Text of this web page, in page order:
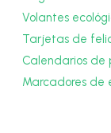
Volantes
Tarjetas de
Calendarios de
Marcadores de